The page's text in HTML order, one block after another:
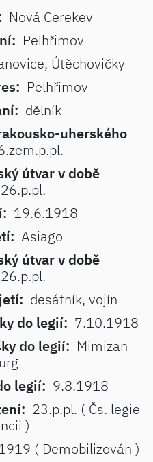
Nová Cerekev
Pelhřimov
Útěchovičky
Pelhřimov
dělník
uherského
útvar v době
26.p.pl.
19.6.1918
Asiago
útvar v době
26.p.pl.
desátník, vojín
do legií: 7.10.1918
do legií: Mimizan
legií: 9.8.1918
23.p.pl. ( Čs. legie
)
( Demobilizován )